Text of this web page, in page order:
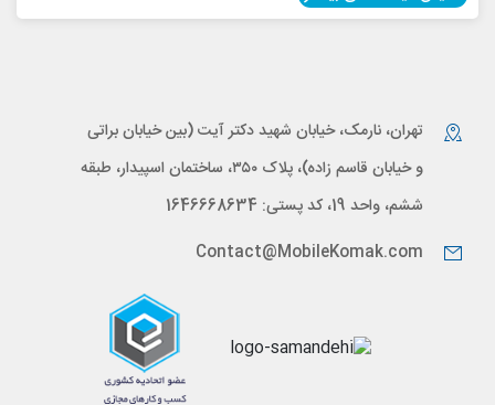
تهران، نارمک، خیابان شهید دکتر آیت (بین خیابان براتی
و خیابان قاسم زاده)، پلاک ۳۵۰، ساختمان اسپیدار، طبقه
ششم، واحد 19، کد پستی: 1646668634
Contact@MobileKomak.com